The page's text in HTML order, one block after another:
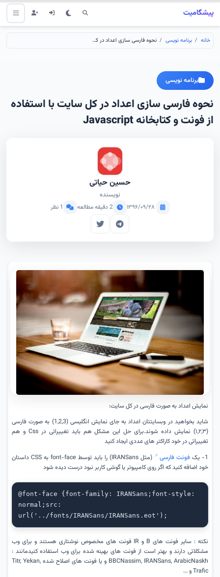
پیشگامیت
خانه برنامه نویسی نحوه فارسی سازی اعداد در کل سایت با استفاده از فونت و کتابخانه Javascript
برنامه نویسی
نحوه فارسی سازی اعداد در کل سایت با استفاده
از فونت و کتابخانه Javascript
حسین حیاتی
نویسنده
۱۳۹۶/۰۹/۲۸ 2 دقیقه مطالعه 1 نظر
نمایش اعداد به صورت فارسی در کل سایت:
شاید بخواهید در وبسایتتان اعداد به جای نمایش انگلیسی (1,2,3) به صورت فارسی
(۱,۲,۳) نمایش داده شوند.برای حل این مشکل هم باید تغییراتی در Css و هم
تغییراتی در خود کاراکتر های عددی ایجاد کنید
1- یک
فونت فارسی
(مثل IRANSans) را باید توسط font-face به CSS داستان
خود اضافه کنید که اگر روی کامپیوتر یا گوشی کاربر نبود درست دیده شود
@font-face {font-family: IRANSans;font-style:
normal;src:
url('../fonts/IRANSans/IRANSans.eot');
نکته : سایر فونت های B و IR فونت های مخصوص نوشتاری هستند و برای وب
مشکلاتی دارند و بهتر است از فونت های بهینه شده برای وب استفاده کنیدمانند :
BBCNassim, IRANSans, ArabicNaskh و یا فونت های اصلاح شده Titr, Yekan,
Trafic و ...